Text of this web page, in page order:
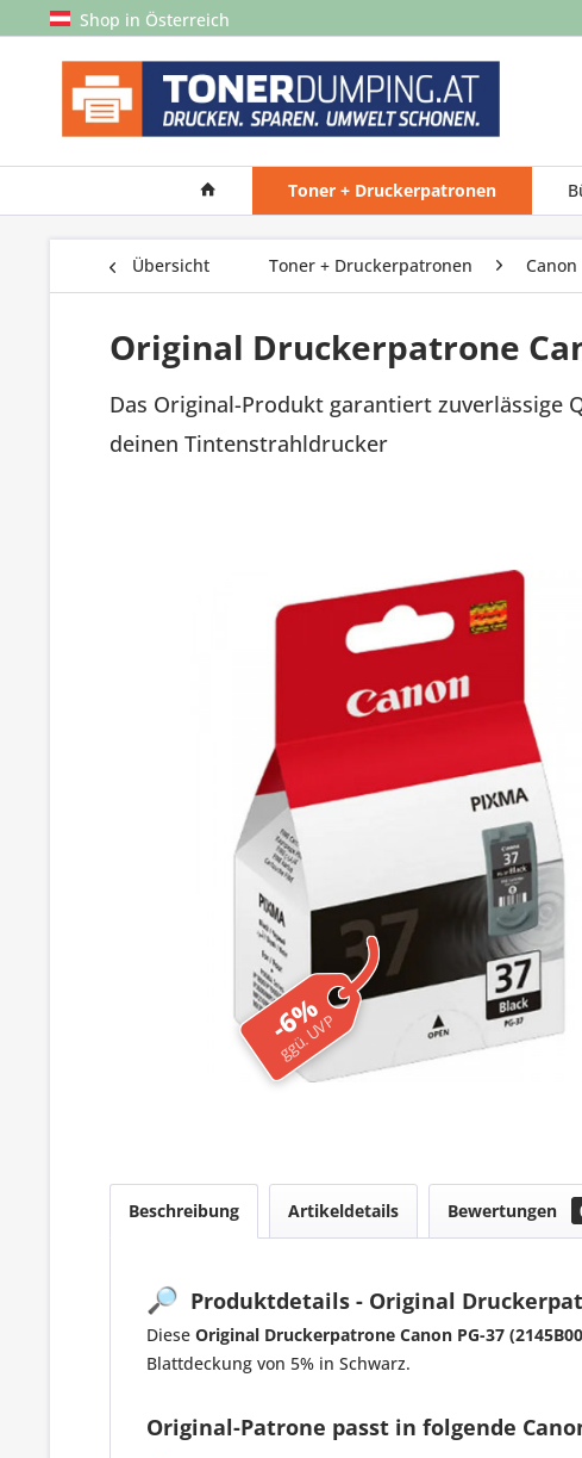
Shop in Österreich
Toner + Druckerpatronen
Übersicht Toner + Druckerpatronen Canon
Original Druckerpatrone
Das Original-Produkt garantiert zuverlässige
deinen Tintenstrahldrucker
-6%
ggü. UVP
Beschreibung Artikeldetails Bewertungen
🔎 Produktdetails - Original
Diese Original Druckerpatrone Canon PG-37
Blattdeckung von 5% in Schwarz.
Original-Patrone passt in folgende